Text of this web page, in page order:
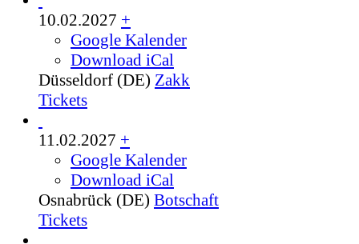
10.02.2027 +
Google Kalender
Download iCal
Düsseldorf (DE) Zakk
Tickets
11.02.2027 +
Google Kalender
Download iCal
Osnabrück (DE) Botschaft
Tickets